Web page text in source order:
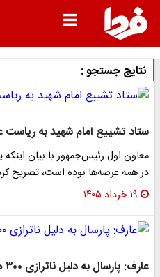
نتایج جستجو :
ستاد تشییع امام شهید به
معاون اول رئیس‌جمهور با بیان
در همه عرصه‌ها بوده است، تصریح
۱۹ خرداد ۱۴۰۵
عارف: پارسال به دلیل ناترازی ۳۰۰ همت عدم‌النفع داشتیم